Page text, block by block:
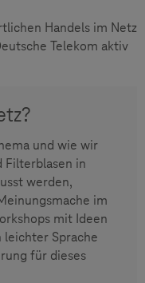
Handels im Netz
Telekom aktiv
und wie wir
Filterblasen in
werden,
im
mit Ideen
leichter Sprache
für dieses